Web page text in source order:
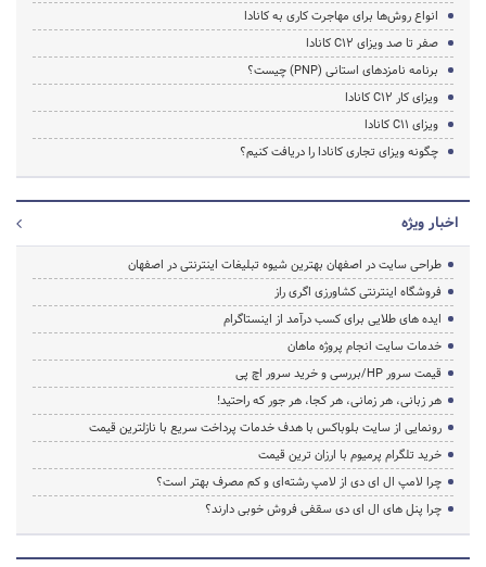
انواع روش‌ها برای مهاجرت کاری به کانادا
صفر تا صد ویزای C12 کانادا
برنامه نامزدهای استانی (PNP) چیست؟
ویزای کار C12 کانادا
ویزای C11 کانادا
چگونه ویزای تجاری کانادا را دریافت کنیم؟
اخبار ویژه
طراحی سایت در اصفهان بهترین شیوه تبلیغات اینترنتی در اصفهان
فروشگاه اینترنتی کشاورزی اگری راز
ایده های طلایی برای کسب درآمد از اینستاگرام
خدمات سایت انجام پروژه ماهان
قیمت سرور HP/بررسی و خرید سرور اچ پی
هر زبانی، هر زمانی، هر کجا، هر جور که راحتید!
رونمایی از سایت بلوباکس با هدف خدمات پرداخت سریع با نازلترین قیمت
خرید تلگرام پرمیوم با ارزان ترین قیمت
چرا لامپ ال ای دی از لامپ رشته‌ای و کم مصرف بهتر است؟
چرا پنل های ال ای دی سقفی فروش خوبی دارند؟